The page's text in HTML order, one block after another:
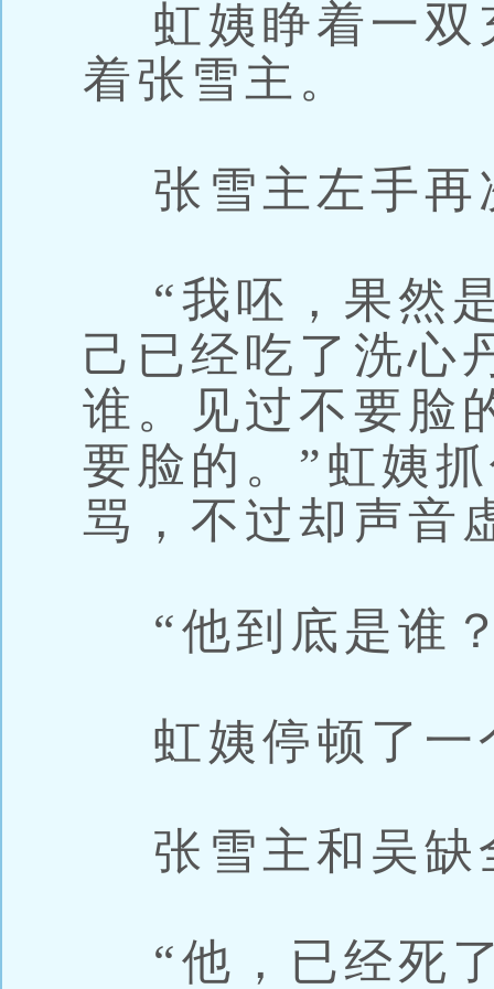
虹姨睁着一双
着张雪主。
张雪主左手再
“我呸，果然
己已经吃了洗心
谁。见过不要脸
要脸的。”虹姨
骂，不过却声音
“他到底是谁
虹姨停顿了一
张雪主和吴缺
“他，已经死